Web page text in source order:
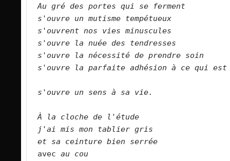
Au gré des portes qui se ferment
s'ouvre un mutisme tempétueux
s'ouvrent nos vies minuscules
s'ouvre la nuée des tendresses
s'ouvre la nécessité de prendre soin
s'ouvre la parfaite adhésion à ce qui
s'ouvre un sens à sa vie.
À la cloche de l'étude
j'ai mis mon tablier gris
et sa ceinture bien serrée
avec au cou